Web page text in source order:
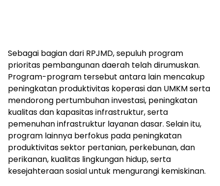
‎Sebagai bagian dari RPJMD, sepuluh program
prioritas pembangunan daerah telah dirumuskan.
Program-program tersebut antara lain mencakup
peningkatan produktivitas koperasi dan UMKM serta
mendorong pertumbuhan investasi, peningkatan
kualitas dan kapasitas infrastruktur, serta
pemenuhan infrastruktur layanan dasar. Selain itu,
program lainnya berfokus pada peningkatan
produktivitas sektor pertanian, perkebunan, dan
perikanan, kualitas lingkungan hidup, serta
kesejahteraan sosial untuk mengurangi kemiskinan.